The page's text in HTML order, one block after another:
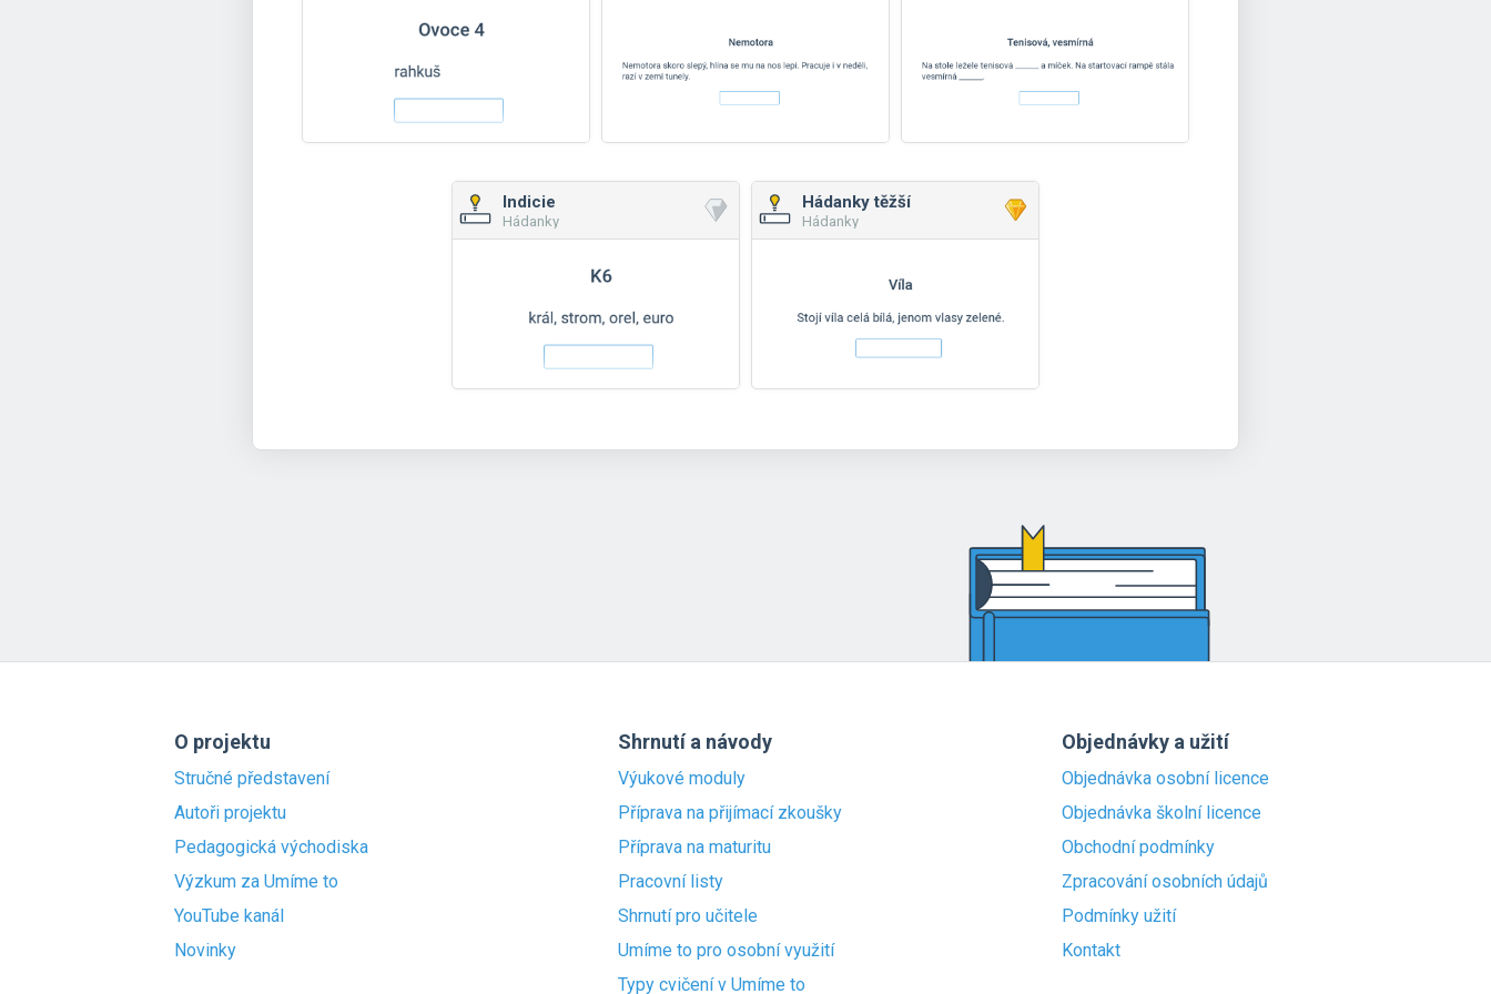
Indicie
Hádanky
Hádanky těžší
Hádanky
O projektu
Stručné představení
Autoři projektu
Pedagogická východiska
Výzkum za Umíme to
YouTube kanál
Novinky
Shrnutí a návody
Výukové moduly
Příprava na přijímací zkoušky
Příprava na maturitu
Pracovní listy
Shrnutí pro učitele
Umíme to pro osobní využití
Typy cvičení v Umíme to
Objednávky a užití
Objednávka osobní licence
Objednávka školní licence
Obchodní podmínky
Zpracování osobních údajů
Podmínky užití
Kontakt